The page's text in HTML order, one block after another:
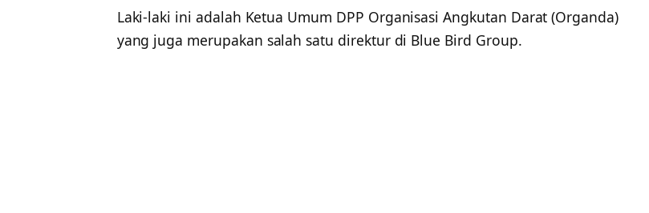
Laki-laki ini adalah Ketua Umum DPP Organisasi Angkutan Darat (Organda)
yang juga merupakan salah satu direktur di Blue Bird Group.